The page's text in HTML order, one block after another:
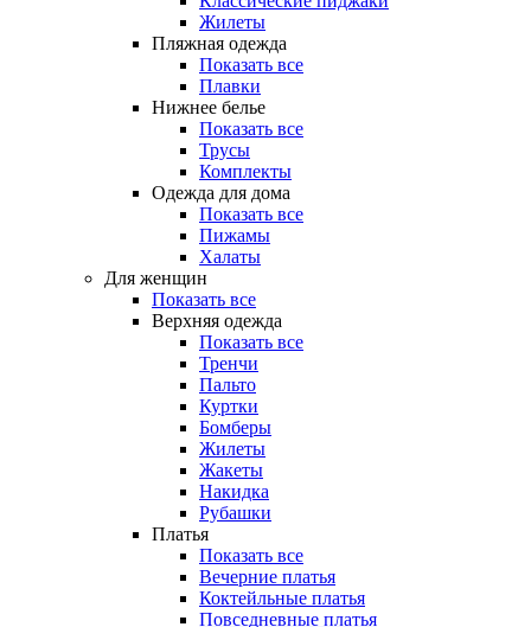
Жилеты
Пляжная одежда
Показать все
Плавки
Нижнее белье
Показать все
Трусы
Комплекты
Одежда для дома
Показать все
Пижамы
Халаты
Для женщин
Показать все
Верхняя одежда
Показать все
Тренчи
Пальто
Куртки
Бомберы
Жилеты
Жакеты
Накидка
Рубашки
Платья
Показать все
Вечерние платья
Коктейльные платья
Повседневные платья